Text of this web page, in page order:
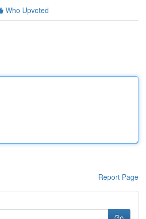
Who Upvoted
Report Page